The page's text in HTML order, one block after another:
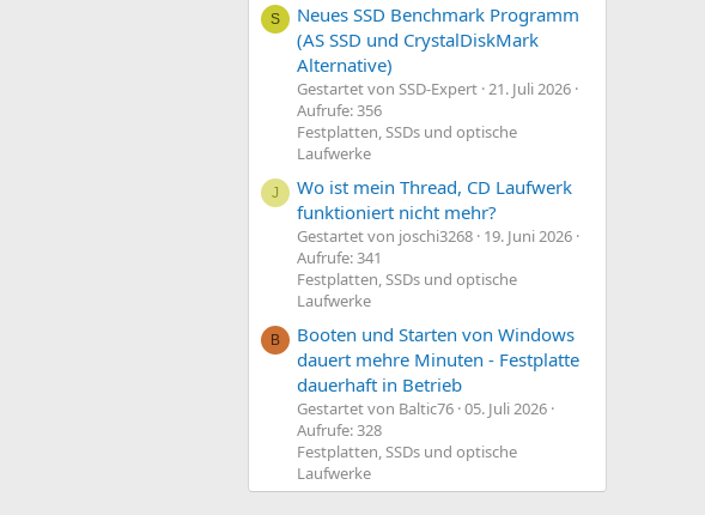
S
Neues SSD Benchmark Programm
(AS SSD und CrystalDiskMark
Alternative)
Gestartet von SSD-Expert 21. Juli 2026
Aufrufe: 356
Festplatten, SSDs und optische
Laufwerke
J
Wo ist mein Thread, CD Laufwerk
funktioniert nicht mehr?
Gestartet von joschi3268 19. Juni 2026
Aufrufe: 341
Festplatten, SSDs und optische
Laufwerke
B
Booten und Starten von Windows
dauert mehre Minuten - Festplatte
dauerhaft in Betrieb
Gestartet von Baltic76 05. Juli 2026
Aufrufe: 328
Festplatten, SSDs und optische
Laufwerke